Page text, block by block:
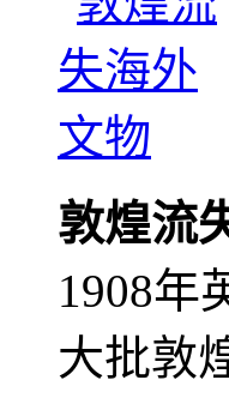
敦煌流
1908年
大批敦